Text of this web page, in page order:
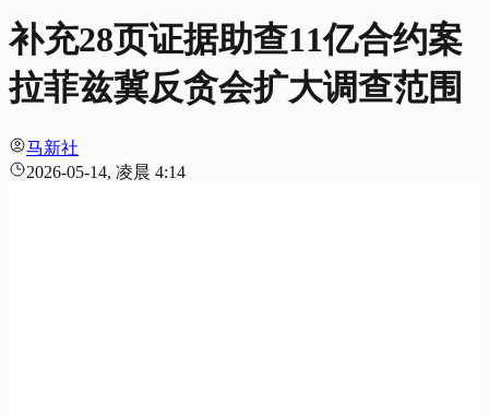
补充28页证据助查11亿合约案
拉菲兹冀反贪会扩大调查范围
马新社
2026-05-14, 凌晨 4:14